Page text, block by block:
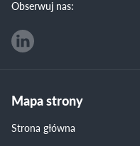
Obserwuj nas:
Mapa strony
Strona główna